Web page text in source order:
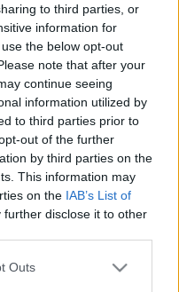
to third parties, or
information for
the below opt-out
note that after your
continue seeing
information utilized by
to third parties prior to
out of the further
by third parties on the
This information may
on the IAB’s List of
further disclose it to other
one or more Google
Outs